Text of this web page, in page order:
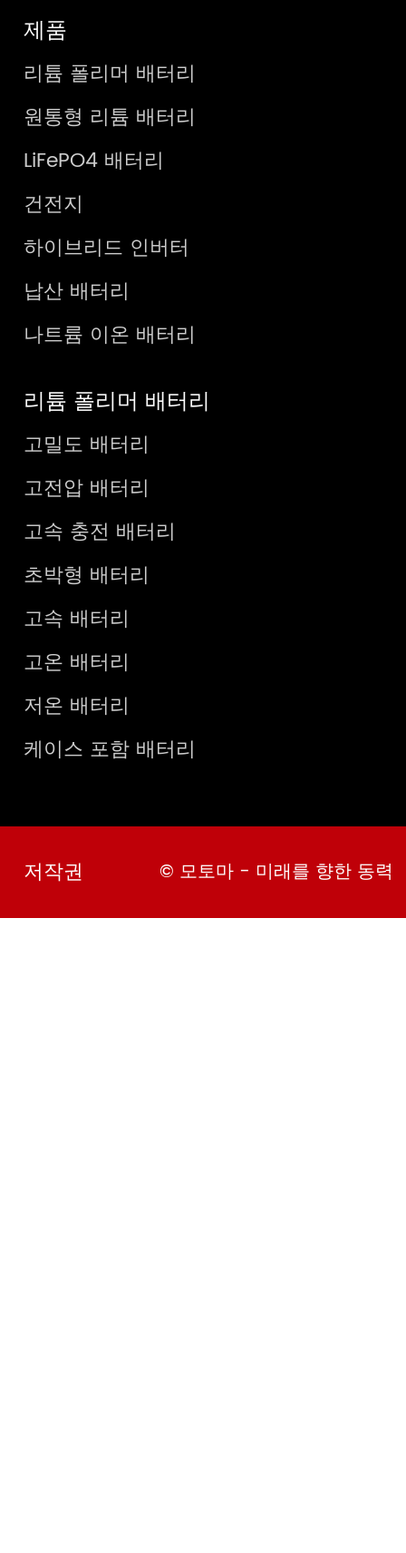
제품
리튬 폴리머 배터리
원통형 리튬 배터리
LiFePO4 배터리
건전지
하이브리드 인버터
납산 배터리
나트륨 이온 배터리
리튬 폴리머 배터리
고밀도 배터리
고전압 배터리
고속 충전 배터리
초박형 배터리
고속 배터리
고온 배터리
저온 배터리
케이스 포함 배터리
저작권 © 모토마 - 미래를 향한 동력